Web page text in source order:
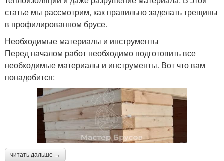
статье мы рассмотрим, как правильно заделать трещины
в профилированном брусе.
Необходимые материалы и инструменты
Перед началом работ необходимо подготовить все
необходимые материалы и инструменты. Вот что вам
понадобится:
читать дальше →